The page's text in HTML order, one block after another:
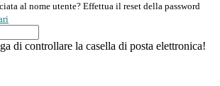
al nome utente? Effettua il reset della password
di controllare la casella di posta elettronica!